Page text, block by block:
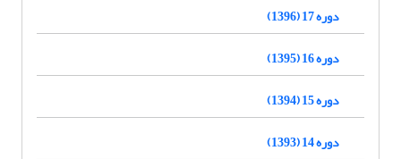
دوره 17 (1396)
دوره 16 (1395)
دوره 15 (1394)
دوره 14 (1393)